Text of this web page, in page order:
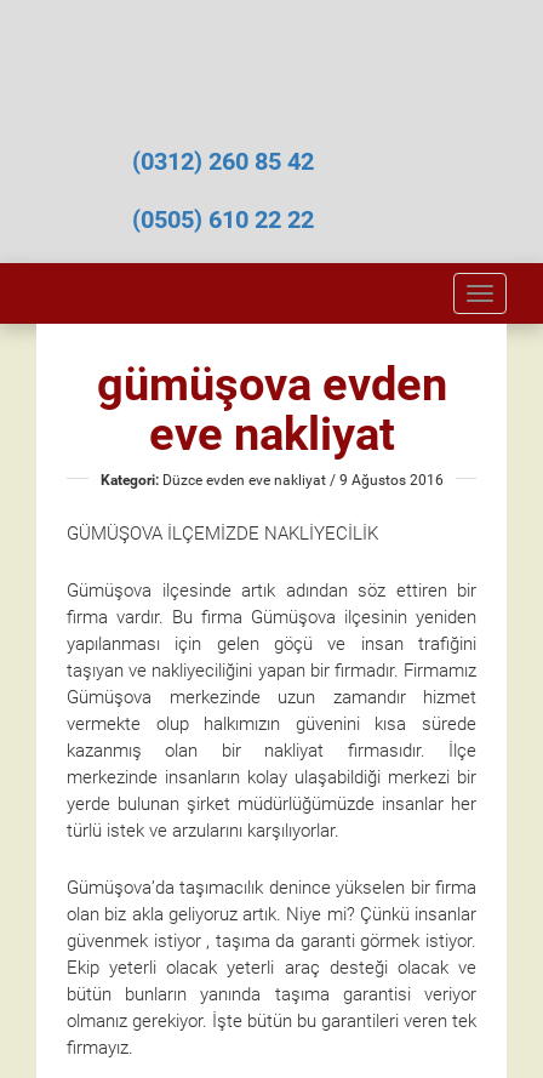
(0312) 260 85 42
(0505) 610 22 22
Toggle
gümüşova evden
eve nakliyat
Kategori: Düzce evden eve nakliyat/ 9 Ağustos 2016
GÜMÜŞOVA İLÇEMİZDE NAKLİYECİLİK
Gümüşova ilçesinde artık adından söz ettiren bir
firma vardır. Bu firma Gümüşova ilçesinin yeniden
yapılanması için gelen göçü ve insan trafiğini
taşıyan ve nakliyeciliğini yapan bir firmadır. Firmamız
Gümüşova merkezinde uzun zamandır hizmet
vermekte olup halkımızın güvenini kısa sürede
kazanmış olan bir nakliyat firmasıdır. İlçe
merkezinde insanların kolay ulaşabildiği merkezi bir
yerde bulunan şirket müdürlüğümüzde insanlar her
türlü istek ve arzularını karşılıyorlar.
Gümüşova’da taşımacılık denince yükselen bir firma
olan biz akla geliyoruz artık. Niye mi? Çünkü insanlar
güvenmek istiyor , taşıma da garanti görmek istiyor.
Ekip yeterli olacak yeterli araç desteği olacak ve
bütün bunların yanında taşıma garantisi veriyor
olmanız gerekiyor. İşte bütün bu garantileri veren tek
firmayız.